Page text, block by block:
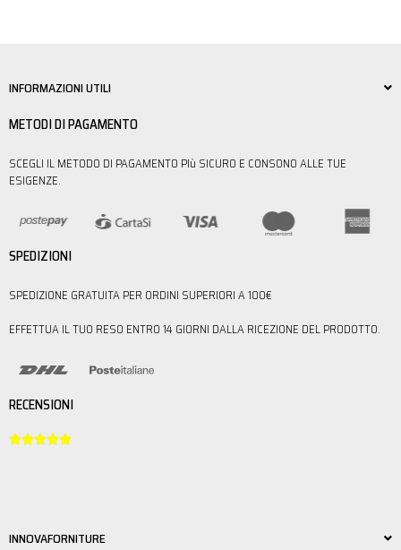
INFORMAZIONI UTILI
METODI DI PAGAMENTO
SCEGLI IL METODO DI PAGAMENTO PIù SICURO E CONSONO ALLE TUE
ESIGENZE.
SPEDIZIONI
SPEDIZIONE GRATUITA PER ORDINI SUPERIORI A 100€
EFFETTUA IL TUO RESO ENTRO 14 GIORNI DALLA RICEZIONE DEL PRODOTTO.
RECENSIONI

INNOVAFORNITURE